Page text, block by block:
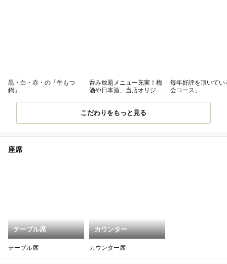
黒・白・赤・の「牛もつ
鍋」
呑み放題メニュー充実！梅
酒や日本酒、当店オリジナ
毎年好評を頂いてい
会コース」
こだわりをもっと見る
座席
テーブル席
テーブル席
カウンター
カウンター席